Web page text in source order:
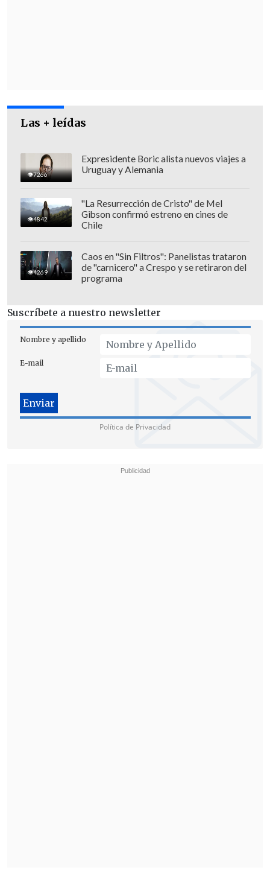
Las + leídas
7266
Expresidente Boric alista nuevos viajes a
Uruguay y Alemania
4842
"La Resurrección de Cristo" de Mel
Gibson confirmó estreno en cines de
Chile
4269
Caos en "Sin Filtros": Panelistas trataron
de "carnicero" a Crespo y se retiraron del
programa
Suscríbete a nuestro newsletter
Nombre y apellido
E-mail
Política de Privacidad